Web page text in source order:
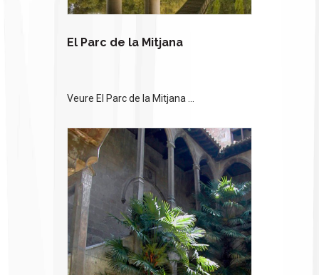
El Parc de la Mitjana
Veure El Parc de la Mitjana ...